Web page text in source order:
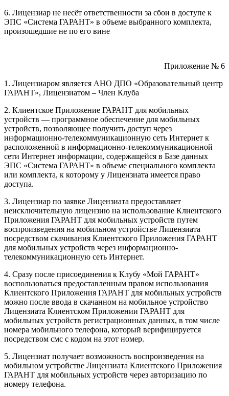
6. Лицензиар не несёт ответственности за сбои в доступе к
ЭПС «Система ГАРАНТ» в объеме выбранного комплекта,
произошедшие не по его вине
Приложение № 6
1. Лицензиаром является АНО ДПО «Образовательный центр
ГАРАНТ», Лицензиатом – Член Клуба
2. Клиентское Приложение ГАРАНТ для мобильных
устройств — программное обеспечение для мобильных
устройств, позволяющее получить доступ через
информационно-телекоммуникационную сеть Интернет к
расположенной в информационно-телекоммуникационной
сети Интернет информации, содержащейся в Базе данных
ЭПС «Система ГАРАНТ» в объеме специального комплекта
или комплекта, к которому у Лицензиата имеется право
доступа.
3. Лицензиар по заявке Лицензиата предоставляет
неисключительную лицензию на использование Клиентского
Приложения ГАРАНТ для мобильных устройств путем
воспроизведения на мобильном устройстве Лицензиата
посредством скачивания Клиентского Приложения ГАРАНТ
для мобильных устройств через информационно-
телекоммуникационную сеть Интернет.
4. Сразу после присоединения к Клубу «Мой ГАРАНТ»
воспользоваться предоставленным правом использования
Клиентского Приложения ГАРАНТ для мобильных устройств
можно после ввода в скачанном на мобильное устройство
Лицензиата Клиентском Приложении ГАРАНТ для
мобильных устройств регистрационных данных, в том числе
номера мобильного телефона, который верифицируется
посредством смс с кодом на этот номер.
5. Лицензиат получает возможность воспроизведения на
мобильном устройстве Лицензиата Клиентского Приложения
ГАРАНТ для мобильных устройств через авторизацию по
номеру телефона.